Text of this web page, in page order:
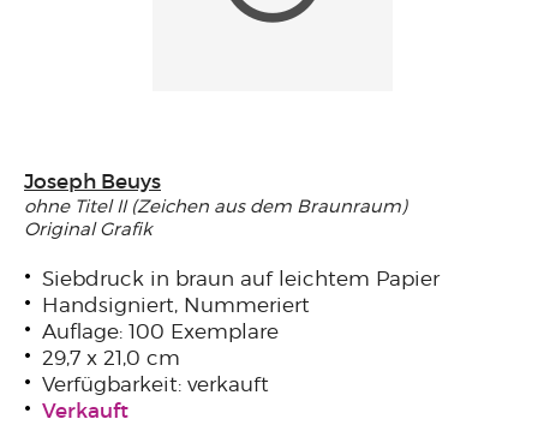
Joseph Beuys
ohne Titel II (Zeichen aus dem Braunraum)
Original Grafik
Siebdruck in braun auf leichtem Papier
Handsigniert, Nummeriert
Auflage: 100 Exemplare
29,7 x 21,0 cm
Verfügbarkeit: verkauft
Verkauft